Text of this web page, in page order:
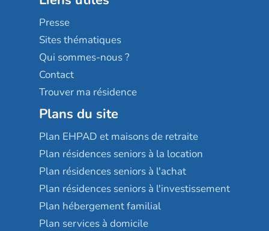
Sérénys
Résidences services Villa Médicis
Presse
Sites thématiques
Qui sommes-nous ?
Contact
Trouver ma résidence
Plans du site
Plan EHPAD et maisons de retraite
Plan résidences seniors à la location
Plan résidences seniors à l'achat
Plan résidences seniors à l'investissement
Plan hébergement familial
Plan services à domicile